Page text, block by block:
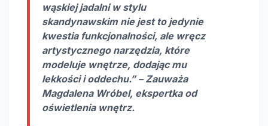
wąskiej jadalni w stylu
skandynawskimnie jest to jedynie
kwestia funkcjonalności, ale wręcz
artystycznego narzędzia, które
modeluje wnętrze, dodając mu
lekkości i oddechu.” – Zauważa
Magdalena Wróbel, ekspertka od
oświetlenia wnętrz.